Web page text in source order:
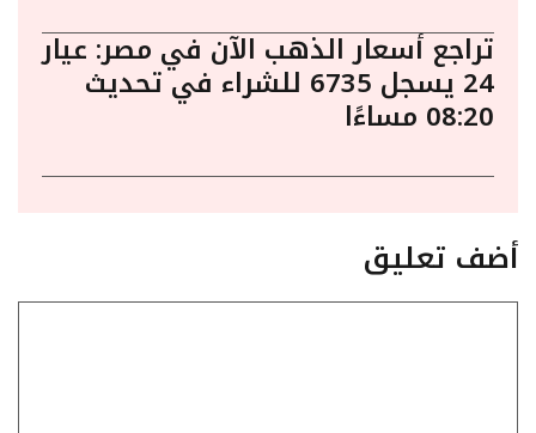
تراجع أسعار الذهب الآن في مصر: عيار
24 يسجل 6735 للشراء في تحديث
08:20 مساءًا
أضف تعليق